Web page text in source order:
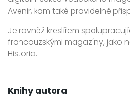
Avenir, kam také pravidelně
Je rovněž kreslířem
francouzskými magazíny, jako
Historia.
Knihy autora